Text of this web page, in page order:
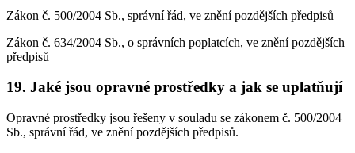
Zákon č. 500/2004 Sb., správní řád, ve znění pozdějších předpisů
Zákon č. 634/2004 Sb., o správních poplatcích, ve znění pozdějších
předpisů
19. Jaké jsou opravné prostředky a jak se uplatňují
Opravné prostředky jsou řešeny v souladu se zákonem č. 500/2004
Sb., správní řád, ve znění pozdějších předpisů.